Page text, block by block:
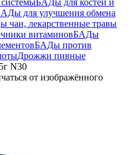
для улучшения обмена
чаи, лекарственные травы
витаминовБАДы
БАДы против
Дрожжи пивные
N30
от изображённого